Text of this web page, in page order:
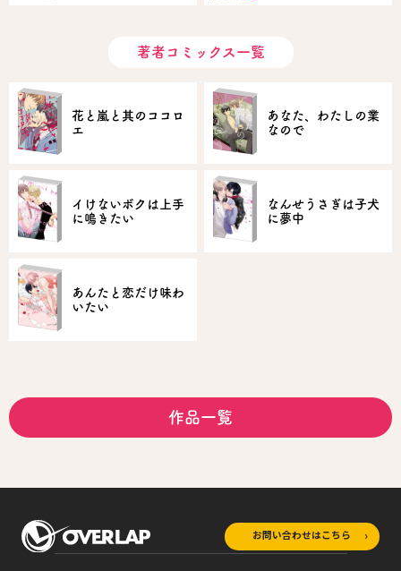
著者コミックス一覧
花と嵐と其のココロ
エ
あなた、わたしの業
なので
イけないボクは上手
に鳴きたい
なんせうさぎは子犬
に夢中
あんたと恋だけ味わ
いたい
作品一覧
お問い合わせはこちら